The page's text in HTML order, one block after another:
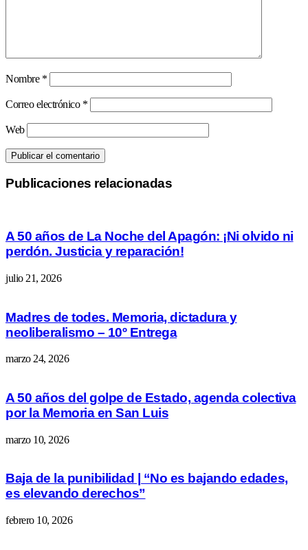
Nombre *
Correo electrónico *
Web
Publicaciones relacionadas
A 50 años de La Noche del Apagón: ¡Ni olvido ni
perdón. Justicia y reparación!
julio 21, 2026
Madres de todes. Memoria, dictadura y
neoliberalismo – 10º Entrega
marzo 24, 2026
A 50 años del golpe de Estado, agenda colectiva
por la Memoria en San Luis
marzo 10, 2026
Baja de la punibilidad | “No es bajando edades,
es elevando derechos”
febrero 10, 2026